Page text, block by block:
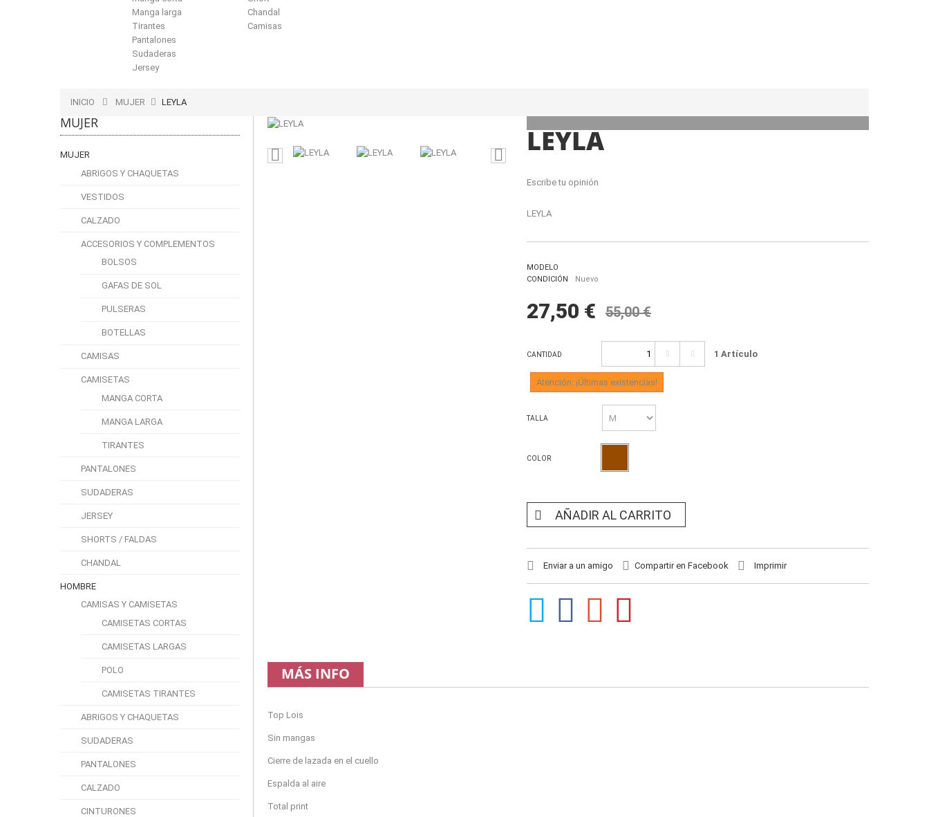
Manga larga
Tirantes
Pantalones
Sudaderas
Jersey
Chandal
Camisas
INICIO MUJER LEYLA
MUJER
MUJER
ABRIGOS Y CHAQUETAS
VESTIDOS
CALZADO
ACCESORIOS Y COMPLEMENTOS
BOLSOS
GAFAS DE SOL
PULSERAS
BOTELLAS
CAMISAS
CAMISETAS
MANGA CORTA
MANGA LARGA
TIRANTES
PANTALONES
SUDADERAS
JERSEY
SHORTS / FALDAS
CHANDAL
HOMBRE
CAMISAS Y CAMISETAS
CAMISETAS CORTAS
CAMISETAS LARGAS
POLO
CAMISETAS TIRANTES
ABRIGOS Y CHAQUETAS
SUDADERAS
PANTALONES
CALZADO
CINTURONES
LEYLA
Escribe tu opinión
LEYLA
MODELO
CONDICIÓN
Nuevo
27,50 € 55,00 €
CANTIDAD 1 Artículo
Atención: ¡Últimas existencias!
TALLA
COLOR
AÑADIR AL CARRITO
Enviar a un amigo Compartir en Facebook Imprimir
MÁS INFO
Top Lois
Sin mangas
Cierre de lazada en el cuello
Espalda al aire
Total print